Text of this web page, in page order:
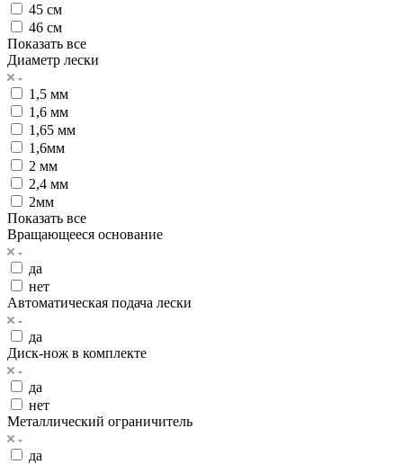
45 см
46 см
Показать все
Диаметр лески
1,5 мм
1,6 мм
1,65 мм
1,6мм
2 мм
2,4 мм
2мм
Показать все
Вращающееся основание
да
нет
Автоматическая подача лески
да
Диск-нож в комплекте
да
нет
Металлический ограничитель
да